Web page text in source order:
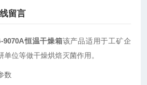
留言
9070A恒温干燥箱该产品适用于工矿企
单位等做干燥烘焙灭菌作用。
数